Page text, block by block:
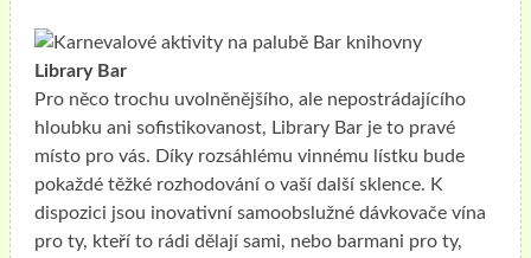
Library Bar
Pro něco trochu uvolněnějšího, ale nepostrádajícího
hloubku ani sofistikovanost, Library Bar je to pravé
místo pro vás. Díky rozsáhlému vinnému lístku bude
pokaždé těžké rozhodování o vaší další sklence. K
dispozici jsou inovativní samoobslužné dávkovače vína
pro ty, kteří to rádi dělají sami, nebo barmani pro ty,